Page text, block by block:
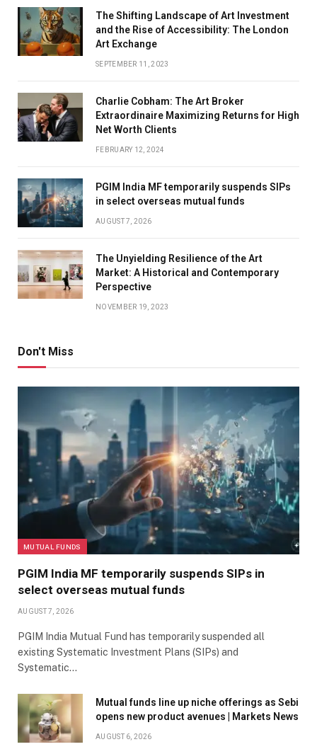
The Shifting Landscape of Art Investment
and the Rise of Accessibility: The London
Art Exchange
SEPTEMBER 11, 2023
Charlie Cobham: The Art Broker
Extraordinaire Maximizing Returns for High
Net Worth Clients
FEBRUARY 12, 2024
PGIM India MF temporarily suspends SIPs
in select overseas mutual funds
AUGUST 7, 2026
The Unyielding Resilience of the Art
Market: A Historical and Contemporary
Perspective
NOVEMBER 19, 2023
Don't Miss
MUTUAL FUNDS
PGIM India MF temporarily suspends SIPs in
select overseas mutual funds
AUGUST 7, 2026
PGIM India Mutual Fund has temporarily suspended all
existing Systematic Investment Plans (SIPs) and
Systematic…
Mutual funds line up niche offerings as Sebi
opens new product avenues | Markets News
AUGUST 6, 2026